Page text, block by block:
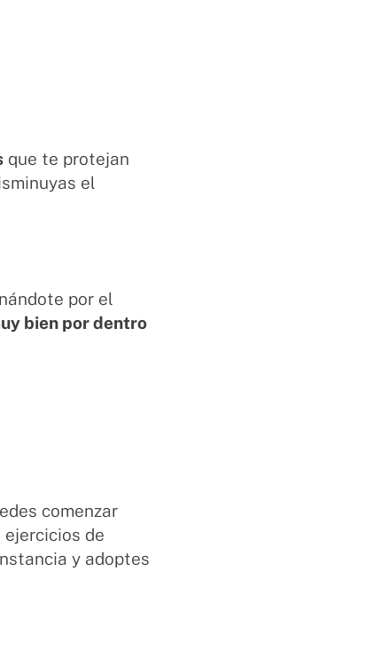
que te protejan
el
por el
bien por dentro
comenzar
ejercicios de
y adoptes